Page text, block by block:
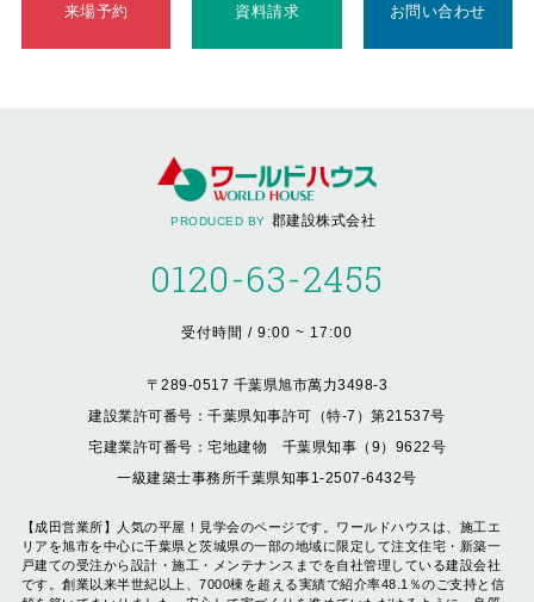
来場予約 資料請求 お問い合わせ
PRODUCED BY 郡建設株式会社
0120-63-2455
受付時間 / 9:00 ~ 17:00
〒289-0517 千葉県旭市萬力3498-3
建設業許可番号：千葉県知事許可（特-7）第21537号
宅建業許可番号：宅地建物 千葉県知事（9）9622号
一級建築士事務所千葉県知事1-2507-6432号
【成田営業所】人気の平屋！見学会のページです。ワールドハウスは、施工エ
リアを旭市を中心に千葉県と茨城県の一部の地域に限定して注文住宅・新築一
戸建ての受注から設計・施工・メンテナンスまでを自社管理している建設会社
です。創業以来半世紀以上、7000棟を超える実績で紹介率48.1％のご支持と信